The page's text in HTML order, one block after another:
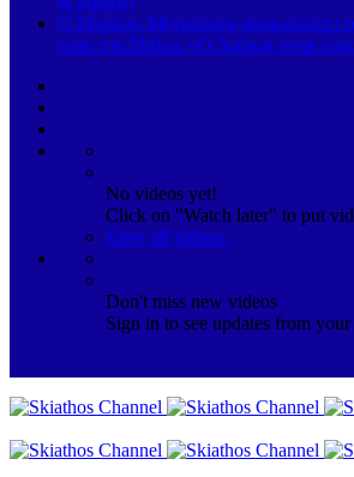
Ο Μιχάλης Μητρούσης αποκαλύπτει
τόπο στο Πήλιο: «Ο Λαύκος είναι
No videos yet!
Click on "Watch later" to put
View all videos
Don't miss new videos
Sign in to see updates from